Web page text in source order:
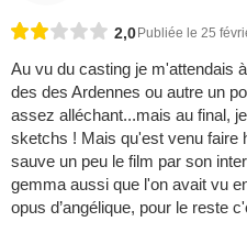
2,0 Publiée le 25
Au vu du casting je m'attendais
des des Ardennes ou autre un
assez alléchant...mais au final,
sketchs ! Mais qu'est venu faire
sauve un peu le film par son
gemma aussi que l'on avait vu
opus d’angélique, pour le reste